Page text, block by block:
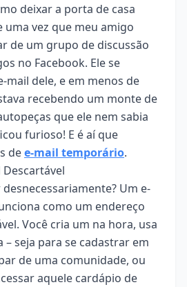
deixar a porta de casa
uma vez que meu amigo
de um grupo de discussão
no Facebook. Ele se
mail dele, e em menos de
recebendo um monte de
que ele nem sabia
furioso! E é aí que
dee-mail temporário.
Descartável
Um e-
como um endereço
Você cria um na hora, usa
– seja para se cadastrar em
de uma comunidade, ou
aquele cardápio de